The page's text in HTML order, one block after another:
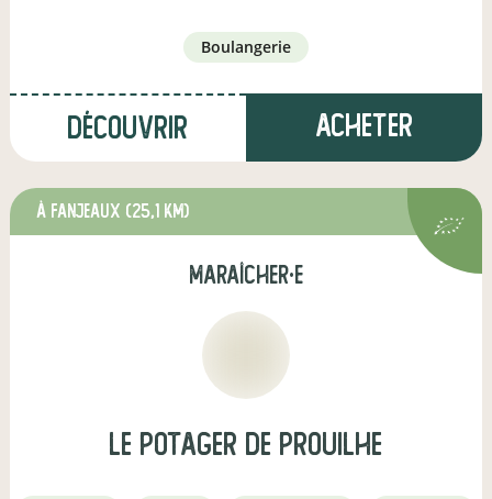
boulangerie
Découvrir Acheter
à Fanjeaux (25,1 km)
maraîcher·e
Le Potager de Prouilhe